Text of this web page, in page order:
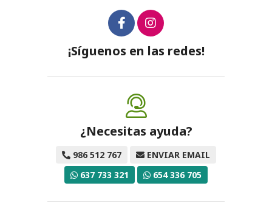
¡Síguenos en las redes!
¿Necesitas ayuda?
986 512 767
ENVIAR EMAIL
637 733 321
654 336 705